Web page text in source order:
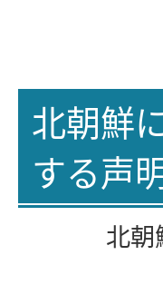
北朝鮮
する声
北